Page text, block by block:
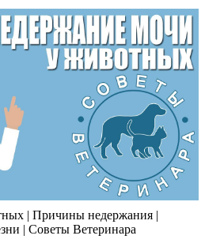
| Причины недержания |
| Советы Ветеринара